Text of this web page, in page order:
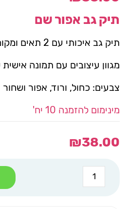
תיק גב אפור שם
תיק גב איכותי עם 2 תאים ומקום לבקבוק.
מגוון עיצובים עם תמונה
צבעים: כחול, ורוד, אפור ושחור
מינימום להזמנה 10 יח'
₪38.00
כמות
של
תיק